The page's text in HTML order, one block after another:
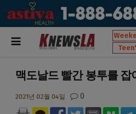
맥도날드 빨간 봉투를 잡
2021년 02월 04일 0